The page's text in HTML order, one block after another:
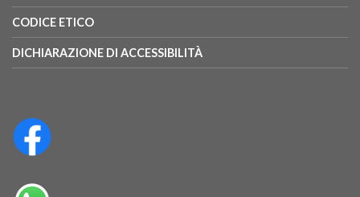
CODICE ETICO
DICHIARAZIONE DI ACCESSIBILITÀ